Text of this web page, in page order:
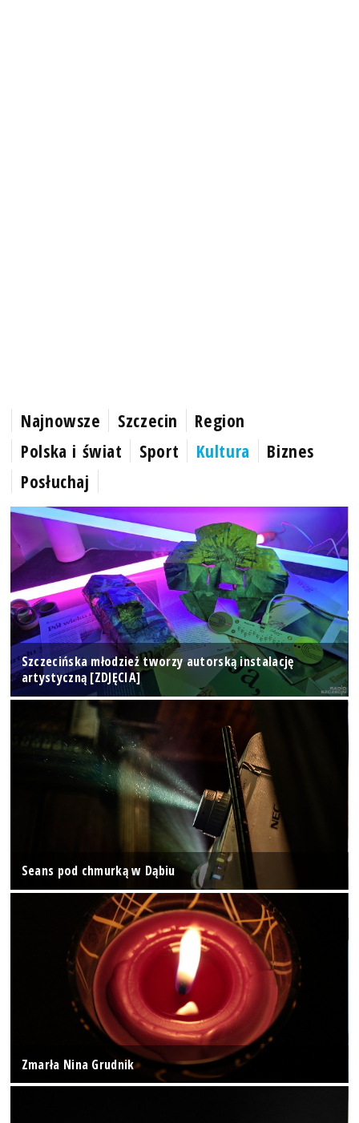
Najnowsze Szczecin
Region
Polska i świat
Sport Kultura
Biznes
Posłuchaj
Szczecińska młodzież tworzy autorską instalację
artystyczną [ZDJĘCIA]
Seans pod chmurką w Dąbiu
Zmarła Nina Grudnik